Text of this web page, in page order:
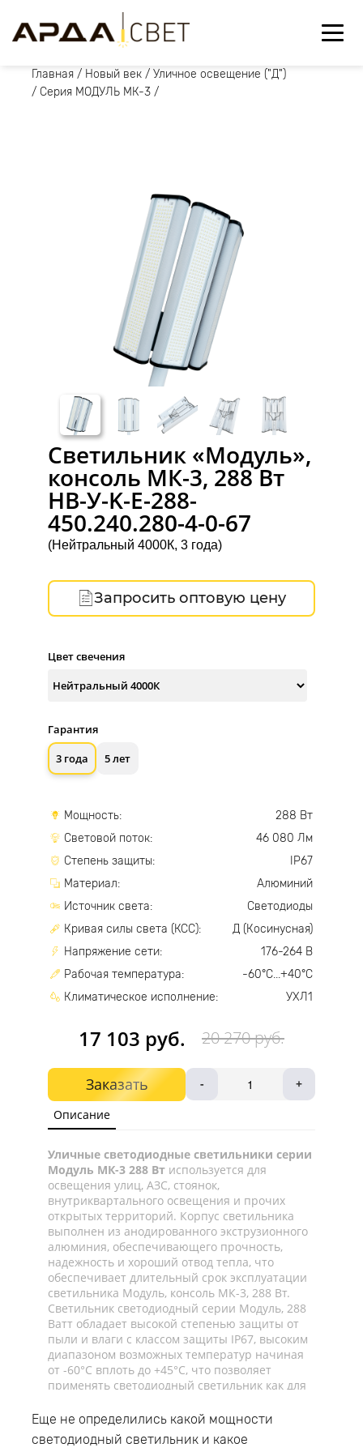
Главная / Новый век / Уличное освещение ("Д")
/ Серия МОДУЛЬ МК-3 /
Светильник «Модуль»,
консоль МК-3, 288 Вт
НВ-У-K-Е-288-
450.240.280-4-0-67
(Нейтральный 4000К, 3 года)
17 103 руб. 20 270 руб.
Заказать - +
Запросить оптовую цену
Цвет свечения
Гарантия
3 года
5 лет
Мощность:
288 Вт
Световой поток:
46 080 Лм
Степень защиты:
IP67
Материал:
Алюминий
Источник света:
Светодиоды
Кривая силы света (КСС):
Д (Косинусная)
Напряжение сети:
176-264 В
Рабочая температура:
-60°С...+40°С
Климатическое исполнение:
УХЛ1
Описание
Уличные светодиодные светильники серии
Модуль МК-3 288 Вт используется для
освещения улиц, АЗС, стоянок,
внутриквартального освещения и прочих
открытых территорий. Корпус светильника
выполнен из анодированного экструзионного
алюминия, обеспечивающего прочность,
надежность и хороший отвод тепла, что
обеспечивает длительный срок эксплуатации
светильника Модуль, консоль МК-3, 288 Вт.
Светильник светодиодный серии Модуль, 288
Ватт обладает высокой степенью защиты от
пыли и влаги с классом защиты IP67, высоким
диапазоном возможных температур начиная
от -60°C вплоть до +45°C, что позволяет
применять светодиодный светильник как для
Светодиодный консольный светильник
оснащен консольным типом крепления и
монтируется на трубу диаметром до 52мм.
Еще не определились какой мощности
светодиодный светильник и какое